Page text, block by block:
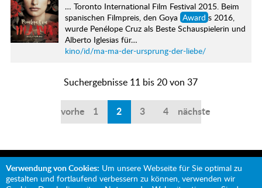
… Toronto International Film Festival 2015. Beim
spanischen Filmpreis, den Goya Award s 2016,
wurde Penélope Cruz als Beste Schauspielerin und
Alberto Iglesias für…
kino/id/ma-ma-der-ursprung-der-liebe/
Suchergebnisse 11 bis 20 von 37
vorherige
1 2 3 4 nächste
Verwendung von Cookies: Um unsere Webseite für Sie optimal zu
gestalten und fortlaufend verbessern zu können, verwenden wir